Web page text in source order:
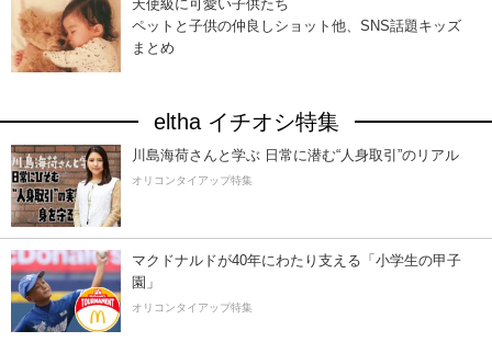
天使級に可愛い子供たち
ペットと子供の仲良しショット他、SNS話題キッズ
まとめ
eltha イチオシ特集
川島海荷さんと学ぶ 日常に潜む“人身取引”のリアル
オリコンタイアップ特集
マクドナルドが40年にわたり支える「小学生の甲子
園」
オリコンタイアップ特集